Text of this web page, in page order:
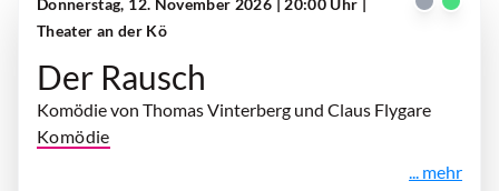
Donnerstag, 12. November 2026 | 20:00 Uhr |
Theater an der Kö
Der Rausch
Komödie von Thomas Vinterberg und Claus Flygare
Komödie
... mehr